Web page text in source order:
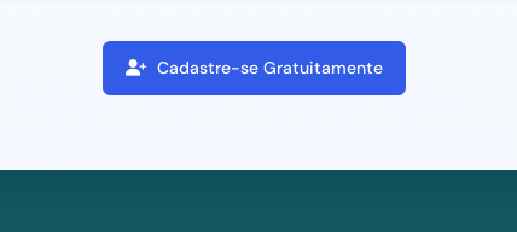
Cadastre-se Gratuitamente